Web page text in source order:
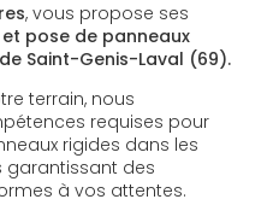
, vous propose ses
pose de panneaux
Saint-Genis-Laval (69).
terrain, nous
requises pour
rigides dans les
garantissant des
à vos attentes.